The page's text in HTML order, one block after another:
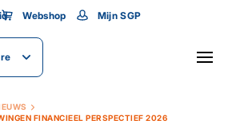
Webshop Mijn SGP
FINANCIEEL PERSPECTIEF 2026